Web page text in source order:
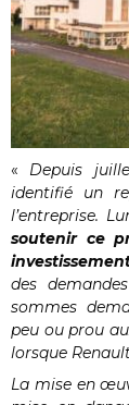
« Depuis
identifié un
l’entreprise.
soutenir ce
des
sommes
peu ou prou
lorsque
La mise en